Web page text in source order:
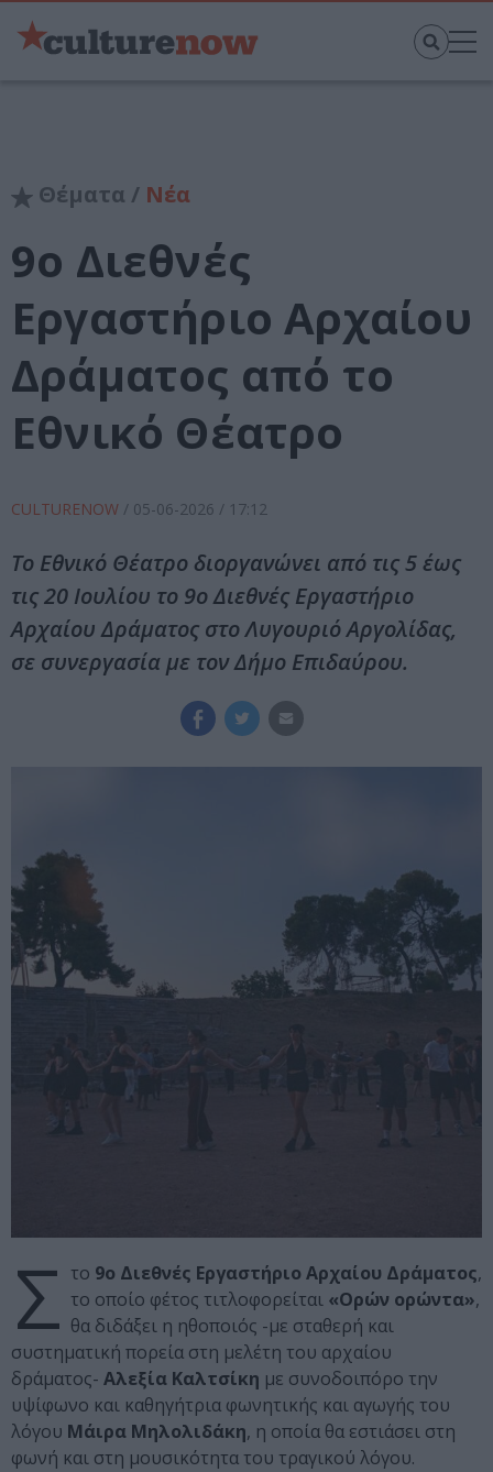
Θέματα / Νέα
9ο Διεθνές
Εργαστήριο Αρχαίου
Δράματος από το
Εθνικό Θέατρο
CULTURENOW / 05-06-2026 / 17:12
Το Εθνικό Θέατρο διοργανώνει από τις 5 έως
τις 20 Ιουλίου το 9ο Διεθνές Εργαστήριο
Αρχαίου Δράματος στο Λυγουριό Αργολίδας,
σε συνεργασία με τον Δήμο Επιδαύρου.
Σ το 9ο Διεθνές Εργαστήριο Αρχαίου Δράματος,
το οποίο φέτος τιτλοφορείται «Ορών ορώντα»,
θα διδάξει η ηθοποιός -με σταθερή και
συστηματική πορεία στη μελέτη του αρχαίου
δράματος- Αλεξία Καλτσίκη με συνοδοιπόρο την
υψίφωνο και καθηγήτρια φωνητικής και αγωγής του
λόγου Μάιρα Μηλολιδάκη, η οποία θα εστιάσει στη
φωνή και στη μουσικότητα του τραγικού λόγου.